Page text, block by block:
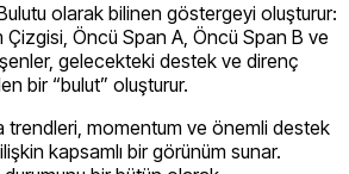
olarak bilinen göstergeyi oluşturur:
Çizgisi, Öncü Span A, Öncü Span B ve
gelecekteki destek ve direnç
bir “bulut” oluşturur.
trendleri, momentum ve önemli destek
kapsamlı bir görünüm sunar.